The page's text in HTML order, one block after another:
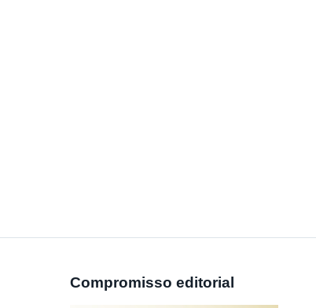
Compromisso editorial